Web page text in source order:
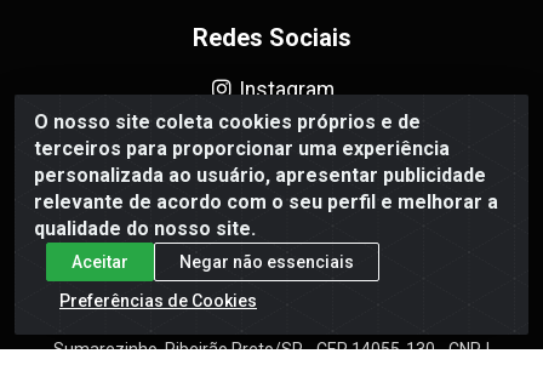
O nosso site coleta cookies próprios e de
terceiros para proporcionar uma experiência
personalizada ao usuário, apresentar publicidade
relevante de acordo com o seu perfil e melhorar a
qualidade do nosso site.
Aceitar
Negar não essenciais
Preferências de Cookies
Redes Sociais
Instagram
Facebook
Formas de Pagamento
Sumarezinho, Ribeirão Preto/SP - CEP 14055-130 - CNPJ